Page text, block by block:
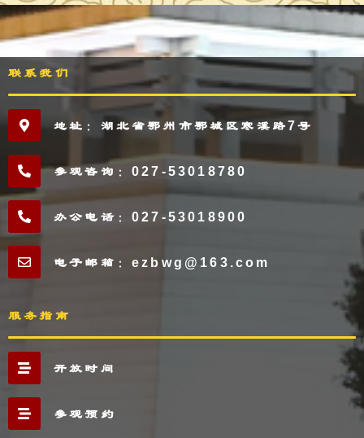
联系我们
地址：湖北省鄂州市鄂城区寒溪路7号
参观咨询：027-53018780
办公电话：027-53018900
电子邮箱：ezbwg@163.com
服务指南
开放时间
参观预约